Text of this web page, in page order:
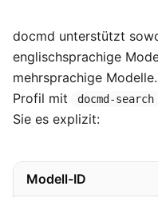
docmd unterstützt
englischsprachige
mehrsprachige
Profil mit
docmd-
Sie es explizit:
Modell-ID